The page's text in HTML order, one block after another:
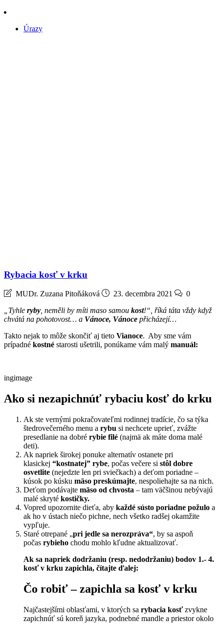
Úrazy
Rybacia kosť v krku
MUDr. Zuzana Pitoňáková 23. decembra 2021
0
„Tyhle ryby, neměli by míti maso samou kost!“, říká táta vždy když
chvátá na pohotovost… a Vánoce, Vánoce přicházejí…
Takto nejak to môže skončiť aj tieto Vianoce. Aby sme vám
prípadné kostné starosti ušetrili, ponúkame vám malý manuál:
ingimage
Ako si nezapichnúť rybaciu kosť do krku
Ak ste vernými pokračovateľmi rodinnej tradície, čo sa týka
štedrovečerného menu a rybu si nechcete uprieť, zvážte
presedlanie na dobré rybie filé (najmä ak máte doma malé
deti).
Ak napriek širokej ponuke alternatív ostanete pri
klasickej “kostnatej” rybe, počas večere si stôl dobre
osvetlite (nejedzte len pri sviečkach) a deťom poriadne –
kúsok po kúsku mäso preskúmajte, nespoliehajte sa na nich.
Deťom podávajte mäso od chvosta – tam väčšinou nebývajú
malé skryté kostičky.
Vopred upozornite dieťa, aby každé sústo poriadne požulo a
ak ho v ústach niečo pichne, nech všetko radšej okamžite
vypľuje.
Staré otrepané „pri jedle sa nerozpráva“, by sa aspoň
počas rybieho chodu mohlo kľudne aktualizovať.
Ak sa napriek dodržaniu (resp. nedodržaniu) bodov 1.- 4.
kosť v krku zapichla, čítajte ďalej:
Čo robiť – zapichla sa kosť v krku
Najčastejšími oblasťami, v ktorých sa rybacia kosťzvykne
zapichnúť sú koreň jazyka, podnebné mandle a priestor okolo